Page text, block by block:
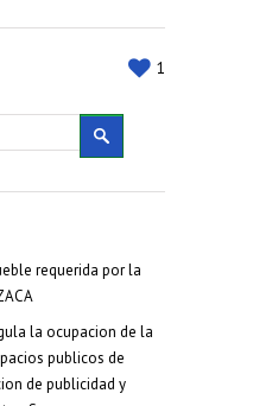
1
requerida por la
la ocupacion de la
publicos de
de publicidad y